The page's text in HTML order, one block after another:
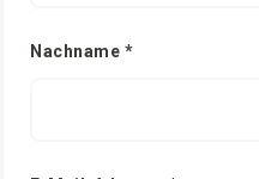
Nachname *